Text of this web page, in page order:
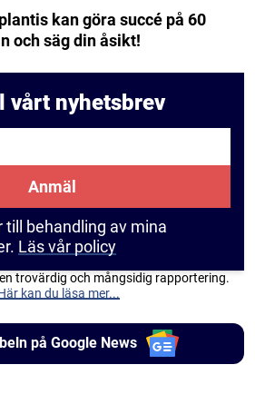
kan göra succé på 60
och säg din åsikt!
vårt nyhetsbrev
Anmäl
behandling av mina
Läs vår policy
trovärdig och mångsidig rapportering.
kan du läsa mer...
på Google News